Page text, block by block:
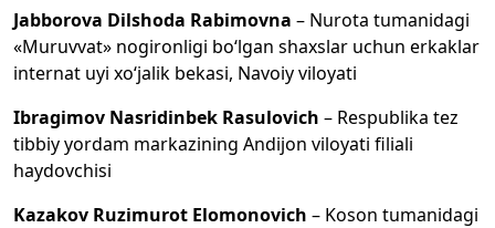
Jabborova Dilshoda Rabimovna – Nurota tumanidagi
«Muruvvat» nogironligi bo‘lgan shaxslar uchun erkaklar
internat uyi xo‘jalik bekasi, Navoiy viloyati
Ibragimov Nasridinbek Rasulovich – Respublika tez
tibbiy yordam markazining Andijon viloyati filiali
haydovchisi
Kazakov Ruzimurot Elomonovich – Koson tumanidagi